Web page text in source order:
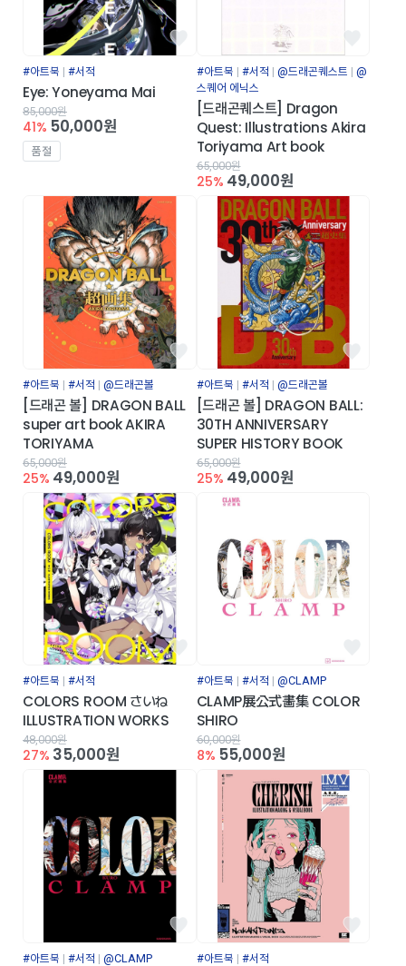
#아트북 #서적
Eye: Yoneyama Mai
85,000원
41% 50,000원
품절
#아트북 #서적 @드래곤퀘스트
@
스퀘어 에닉스
[드래곤퀘스트] Dragon
Quest: Illustrations Akira
Toriyama Art book
65,000원
25% 49,000원
#아트북 #서적 @드래곤볼
[드래곤 볼] DRAGON BALL
super art book AKIRA
TORIYAMA
65,000원
25% 49,000원
#아트북 #서적 @드래곤볼
[드래곤 볼] DRAGON BALL:
30TH ANNIVERSARY
SUPER HISTORY BOOK
65,000원
25% 49,000원
#아트북 #서적
COLORS ROOM さいね
ILLUSTRATION WORKS
48,000원
27% 35,000원
#아트북 #서적 @CLAMP
CLAMP展公式畵集 COLOR
SHIRO
60,000원
8% 55,000원
#아트북 #서적 @CLAMP #아트북 #서적